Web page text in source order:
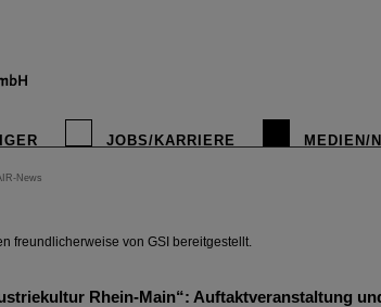
JOBS/KARRIERE MEDIEN/
News
freundlicherweise von GSI bereitgestellt.
Rhein-Main“: Auftaktveranstaltung